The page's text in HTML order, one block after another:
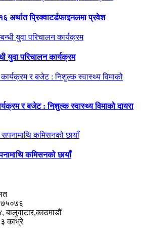
अर्थात प्रिक्वाटर्डफाइनलमा प्रवेश
युवा परिचालन कार्यक्रम
र बजेट : निशुल्क स्वास्थ्य विमाको दायरा
कमिसनको छायाँ
बालुवाटार,काठमाडौं
काभ्रे